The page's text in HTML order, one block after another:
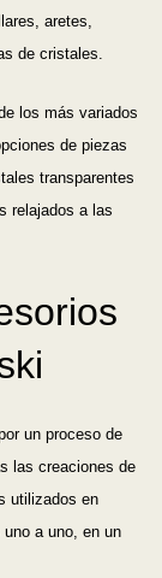
aretes,
de cristales.
los más variados
de piezas
transparentes
relajados a las
un proceso de
las creaciones de
utilizados en
a uno, en un